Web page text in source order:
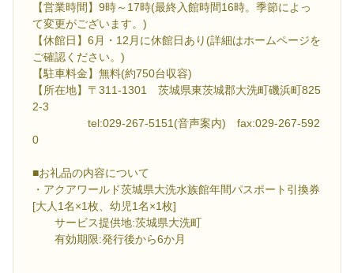
【営業時間】9時～17時(最終入館時間16時。季節によっ
て変更がございます。)
【休館日】6月・12月に休館日あり(詳細はホームページを
ご確認ください。)
【駐車料金】無料(約750台収容)
【所在地】〒311-1301 茨城県東茨城郡大洗町磯浜町825
2-3
tel:029-267-5151(音声案内) fax:029-267-592
0
■お礼品の内容について
・アクアワールド茨城県大洗水族館年間パスポート引換券
[大人1名×1枚、幼児1名×1枚]
サービス提供地:茨城県大洗町
有効期限:発行後から6か月